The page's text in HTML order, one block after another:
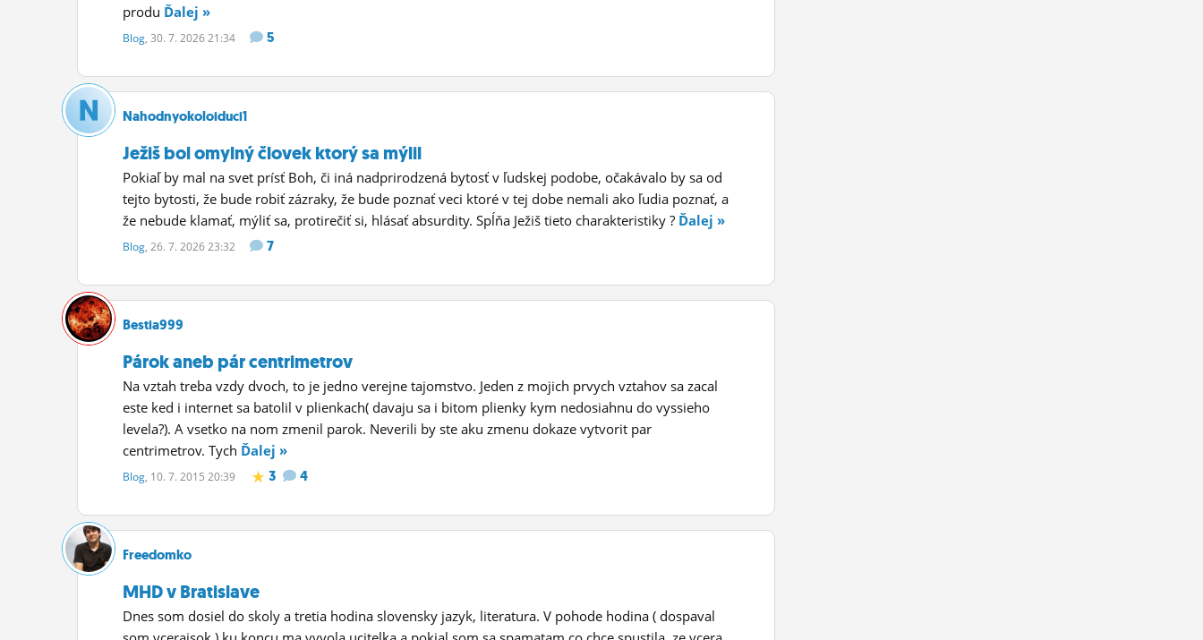
produ Ďalej »
Blog, 30. 7. 2026 21:34 5
Nahodnyokoloiduci1
Ježiš bol omylný človek ktorý sa mýlil
Pokiaľ by mal na svet prísť Boh, či iná nadprirodzená bytosť v ľudskej podobe, očakávalo by sa od
tejto bytosti, že bude robiť zázraky, že bude poznať veci ktoré v tej dobe nemali ako ľudia poznať, a
že nebude klamať, mýliť sa, protirečiť si, hlásať absurdity. Spĺňa Ježiš tieto charakteristiky ? Ďalej »
Blog, 26. 7. 2026 23:32 7
Bestia999
Párok aneb pár centrimetrov
Na vztah treba vzdy dvoch, to je jedno verejne tajomstvo. Jeden z mojich prvych vztahov sa zacal
este ked i internet sa batolil v plienkach( davaju sa i bitom plienky kym nedosiahnu do vyssieho
levela?). A vsetko na nom zmenil parok. Neverili by ste aku zmenu dokaze vytvorit par
centrimetrov. Tych Ďalej »
Blog, 10. 7. 2015 20:39 3 4
Freedomko
MHD v Bratislave
Dnes som dosiel do skoly a tretia hodina slovensky jazyk, literatura. V pohode hodina ( dospaval